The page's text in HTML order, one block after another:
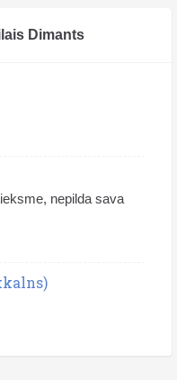
Dimants
nepilda sava